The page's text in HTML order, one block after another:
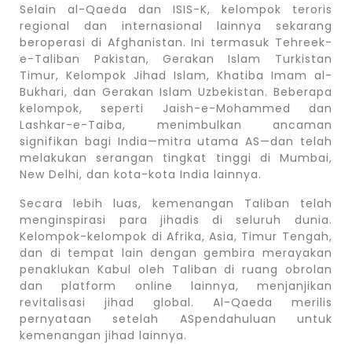
Selain al-Qaeda dan ISIS-K, kelompok teroris
regional dan internasional lainnya sekarang
beroperasi di Afghanistan. Ini termasuk Tehreek-
e-Taliban Pakistan, Gerakan Islam Turkistan
Timur, Kelompok Jihad Islam, Khatiba Imam al-
Bukhari, dan Gerakan Islam Uzbekistan. Beberapa
kelompok, seperti Jaish-e-Mohammed dan
Lashkar-e-Taiba, menimbulkan ancaman
signifikan bagi India—mitra utama AS—dan telah
melakukan serangan tingkat tinggi di Mumbai,
New Delhi, dan kota-kota India lainnya.
Secara lebih luas, kemenangan Taliban telah
menginspirasi para jihadis di seluruh dunia.
Kelompok-kelompok di Afrika, Asia, Timur Tengah,
dan di tempat lain dengan gembira merayakan
penaklukan Kabul oleh Taliban di ruang obrolan
dan platform online lainnya, menjanjikan
revitalisasi jihad global. Al-Qaeda merilis
pernyataan setelah ASpendahuluan untuk
kemenangan jihad lainnya.